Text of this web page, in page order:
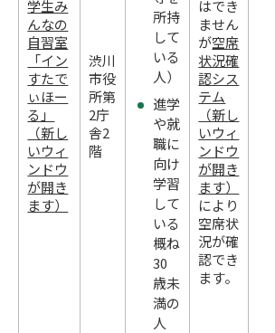
学生み
んなの
自習室
「イン
すたで
ぃほー
る」
（新し
いウィ
ンドウ
が開き
ます）
渋川
市役
所第
2庁
舎2
階
所持
して
いる
人）
進学
や就
職に
向け
学習
して
いる
概ね
30
歳未
満の
人
はでき
ません
が空席
状況確
認シス
テム
（新し
いウィ
ンドウ
が開き
ます）
により
空席状
況が確
認でき
ます。